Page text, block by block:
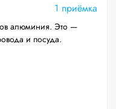
1 приёмка
алюминия. Это —
и посуда.